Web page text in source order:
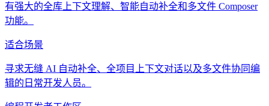
有强大的全库上下文理解、智能自动补全和多文件 Composer
功能。
适合场景
寻求无缝 AI 自动补全、全项目上下文对话以及多文件协同编
辑的日常开发人员。